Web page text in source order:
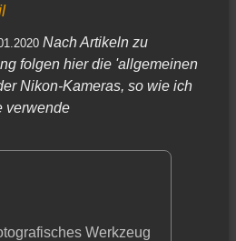
Nach Artikeln zu
folgen hier die 'allgemeinen
Nikon-Kameras, so wie ich
verwende
Werkzeug